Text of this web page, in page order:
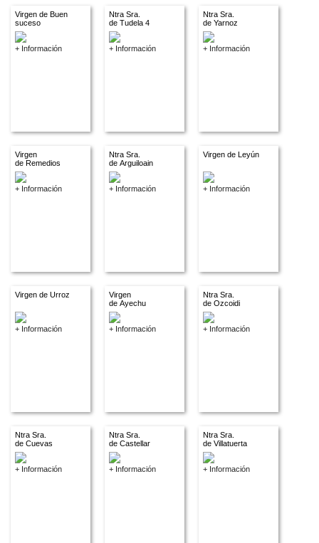
Virgen de Buen
suceso
+ Información
Ntra Sra.
de Tudela 4
+ Información
Ntra Sra.
de Yarnoz
+ Información
Virgen
de Remedios
+ Información
Ntra Sra.
de Arguiloain
+ Información
Virgen de Leyún
+ Información
Virgen de Urroz
+ Información
Virgen
de Ayechu
+ Información
Ntra Sra.
de Ozcoidi
+ Información
Ntra Sra.
de Cuevas
+ Información
Ntra Sra.
de Castellar
+ Información
Ntra Sra.
de Villatuerta
+ Información